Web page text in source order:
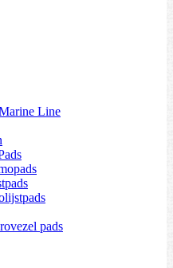
Line
pads